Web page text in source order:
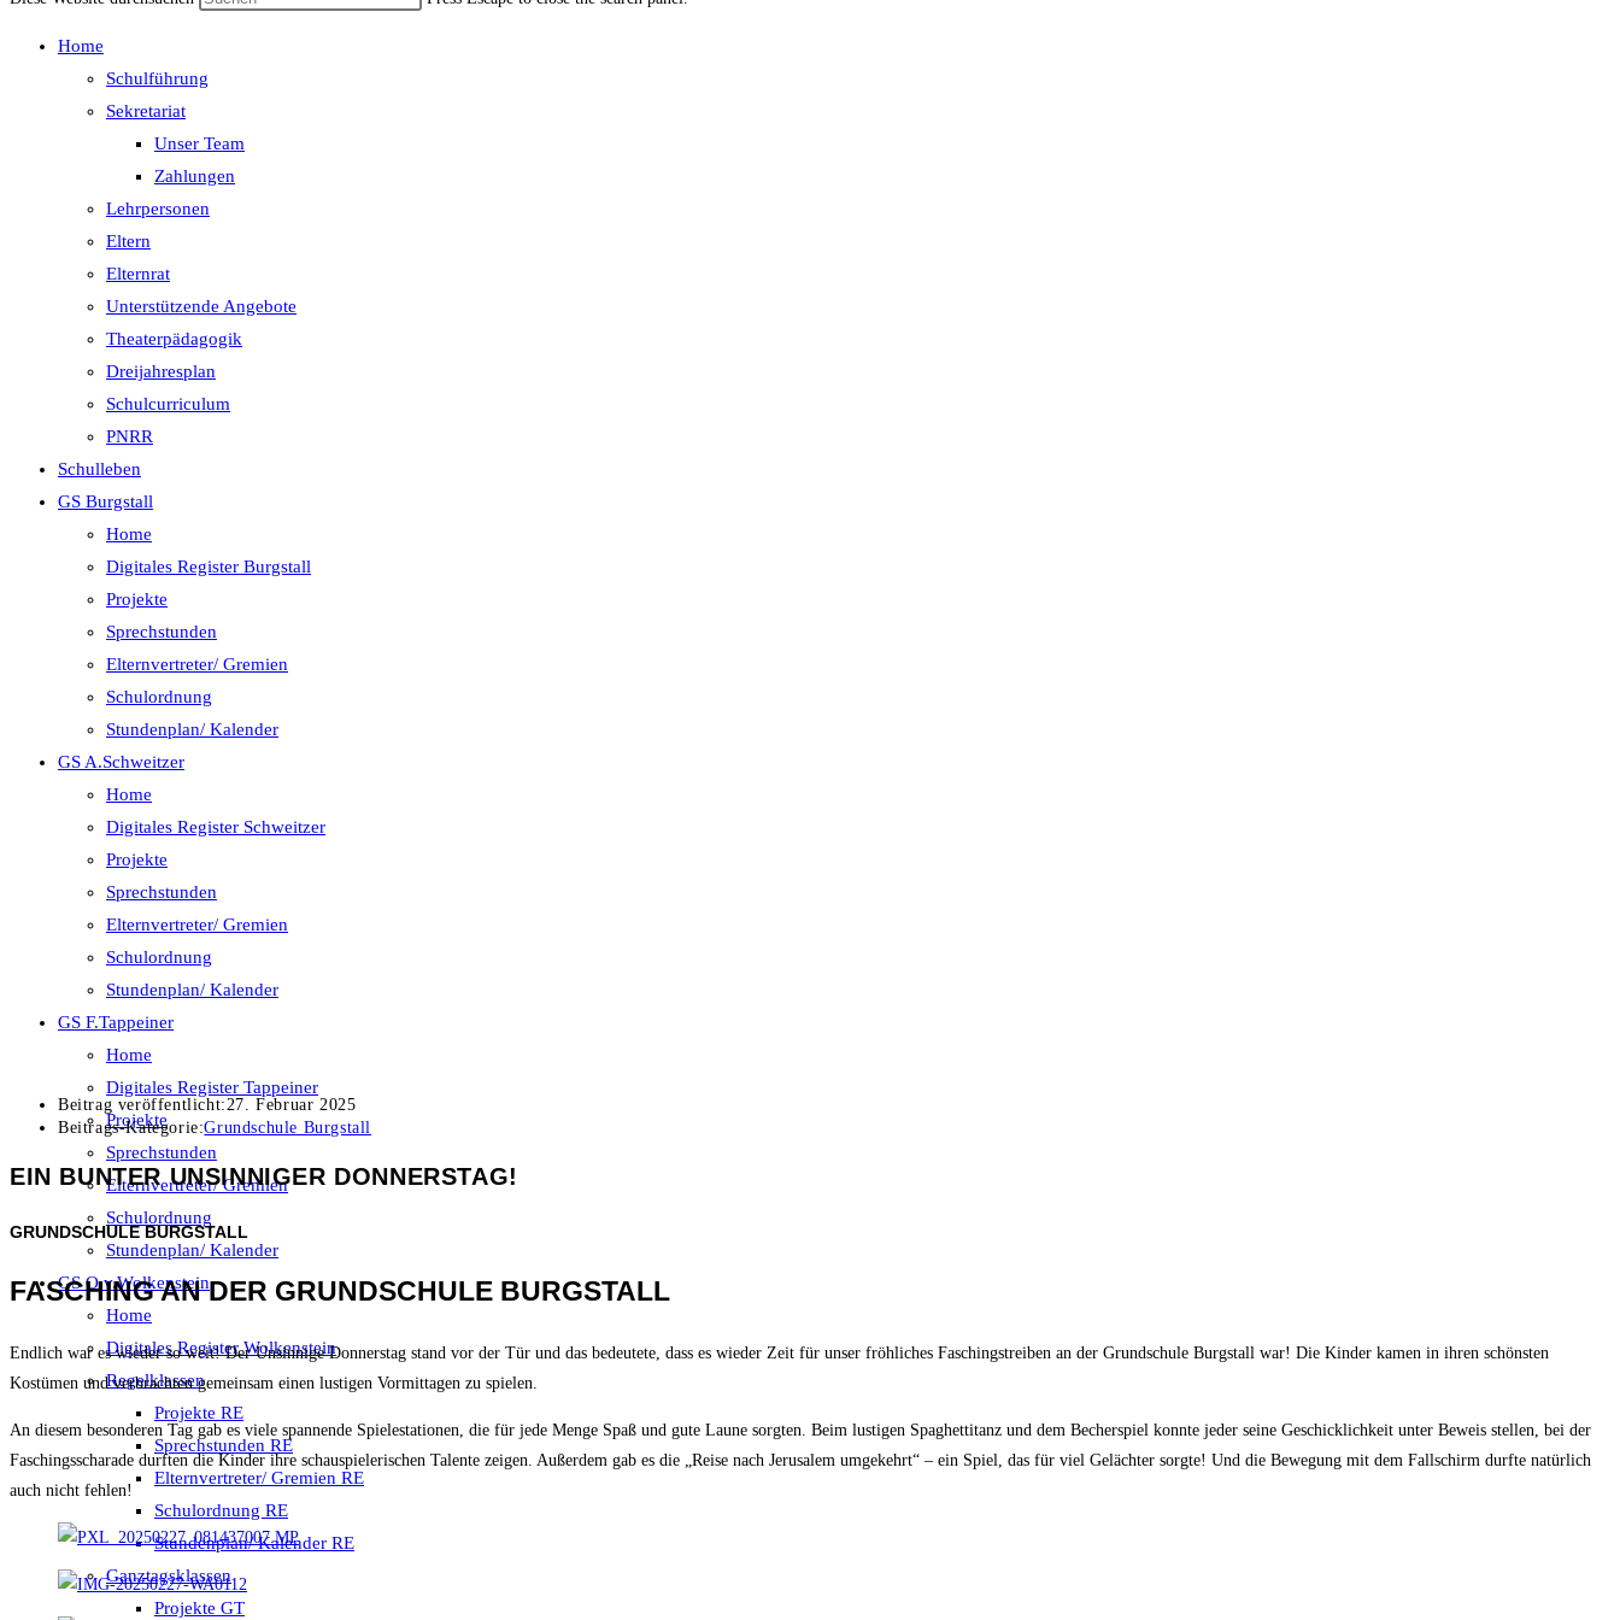
Home
Schulführung
Sekretariat
Unser Team
Zahlungen
Lehrpersonen
Eltern
Elternrat
Unterstützende Angebote
Theaterpädagogik
Dreijahresplan
Schulcurriculum
PNRR
Schulleben
GS Burgstall
Home
Digitales Register Burgstall
Projekte
Sprechstunden
Elternvertreter/ Gremien
Schulordnung
Stundenplan/ Kalender
GS A.Schweitzer
Home
Digitales Register Schweitzer
Projekte
Sprechstunden
Elternvertreter/ Gremien
Schulordnung
Stundenplan/ Kalender
GS F.Tappeiner
Home
Digitales Register Tappeiner
Projekte
Sprechstunden
Elternvertreter/ Gremien
Schulordnung
Stundenplan/ Kalender
GS O.v.Wolkenstein
Home
Digitales Register Wolkenstein
Regelklassen
Projekte RE
Sprechstunden RE
Elternvertreter/ Gremien RE
Schulordnung RE
Stundenplan/ Kalender RE
Ganztagsklassen
Projekte GT
Beitrag veröffentlicht:27. Februar 2025
Beitrags-Kategorie:Grundschule Burgstall
EIN BUNTER UNSINNIGER DONNERSTAG!
GRUNDSCHULE BURGSTALL
FASCHING AN DER GRUNDSCHULE BURGSTALL
Endlich war es wieder so weit! Der Unsinnige Donnerstag stand vor der Tür und das bedeutete, dass es wieder Zeit für unser fröhliches Faschingstreiben an der Grundschule Burgstall war! Die Kinder kamen in ihren schönsten
Kostümen und verbrachten gemeinsam einen lustigen Vormittagen zu spielen.
An diesem besonderen Tag gab es viele spannende Spielestationen, die für jede Menge Spaß und gute Laune sorgten. Beim lustigen Spaghettitanz und dem Becherspiel konnte jeder seine Geschicklichkeit unter Beweis stellen, bei der
Faschingsscharade durften die Kinder ihre schauspielerischen Talente zeigen. Außerdem gab es die „Reise nach Jerusalem umgekehrt“ – ein Spiel, das für viel Gelächter sorgte! Und die Bewegung mit dem Fallschirm durfte natürlich
auch nicht fehlen!